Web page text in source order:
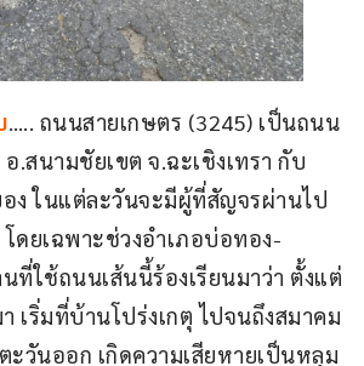
….. ถนนสายเกษตร (3245) เป็นถนน
.สนามชัยเขต จ.ฉะเชิงเทรา กับ
อง ในแต่ละวันจะมีผู้ที่สัญจรผ่านไป
ดยเฉพาะช่วงอำเภอบ่อทอง-
ที่ใช้ถนนเส้นนี้ร้องเรียนมาว่า ตั้งแต่
เริ่มที่บ้านโปร่งเกตุ ไปจนถึงสมาคม
ะวันออก เกิดความเสียหายเป็นหลุม